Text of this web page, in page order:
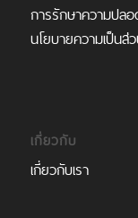
การรักษาความปล
นโยบายความเป็นส่
เกี่ยวกับ
เกี่ยวกับเรา